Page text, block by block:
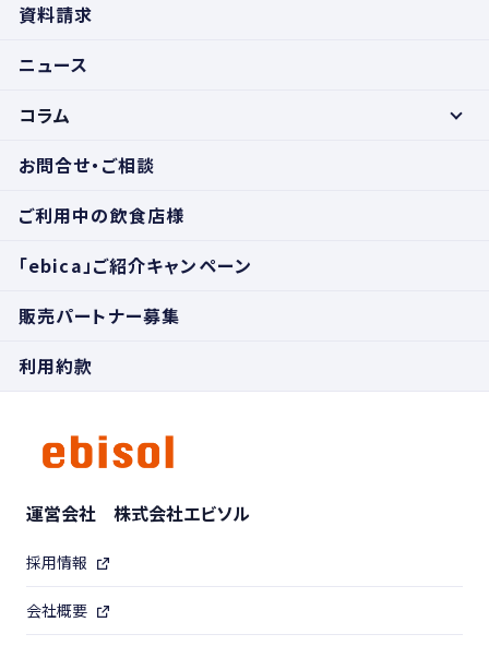
資料請求
ニュース
コラム
お問合せ・ご相談
ご利用中の飲食店様
「ebica」ご紹介キャンペーン
販売パートナー募集
利用約款
運営会社 株式会社エビソル
採用情報
会社概要